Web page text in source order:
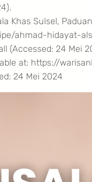
Khas Sulsel,
ahmad-hidayat-
(Accessed: 24 Mei
at: https://
24 Mei 2024